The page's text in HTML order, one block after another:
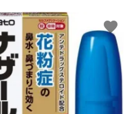
favorite